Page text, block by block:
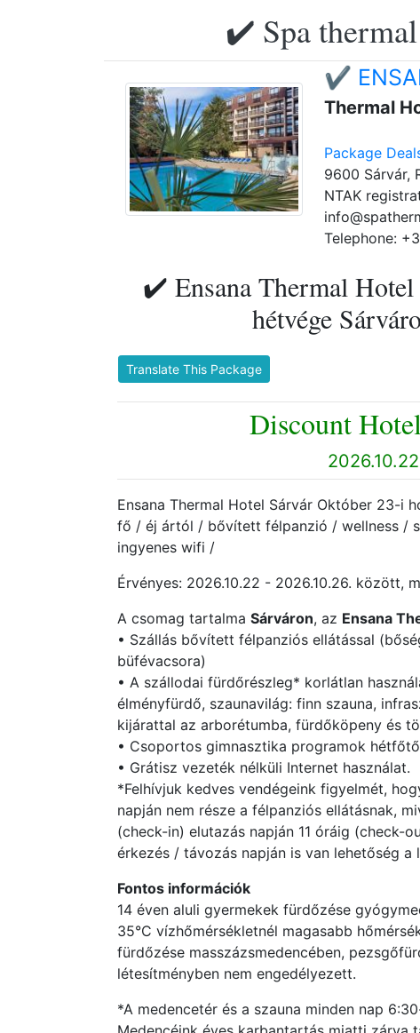
✔️ Spa
✔️
Thermal
Package
9600 Sárvár,
NTAK
Telephone:
✔️ Ensana Thermal
hétvége
Translate This Package
Discount
Ensana Thermal Hotel Sárvár Október 23-i
fő / éj ártól / bővített félpanzió / wellness /
ingyenes wifi /
Érvényes: 2026.10.22 - 2026.10.26. között,
A csomag tartalma Sárváron, az Ensana
• Szállás bővített félpanziós ellátással
büfévacsora)
• A szállodai fürdőrészleg* korlátlan
élményfürdő, szaunavilág: finn szauna,
kijárattal az arborétumba, fürdőköpeny és
• Csoportos gimnasztika programok
• Grátisz vezeték nélküli Internet használat.
*Felhívjuk kedves vendégeink figyelmét,
napján nem része a félpanziós ellátásnak,
(check-in) elutazás napján 11 óráig (check-
érkezés / távozás napján is van lehetőség
Fontos információk
14 éven aluli gyermekek fürdőzése
35°C vízhőmérsékletnél magasabb
fürdőzése masszázsmedencében,
létesítményben nem engedélyezett.
*A medencetér és a szauna minden nap